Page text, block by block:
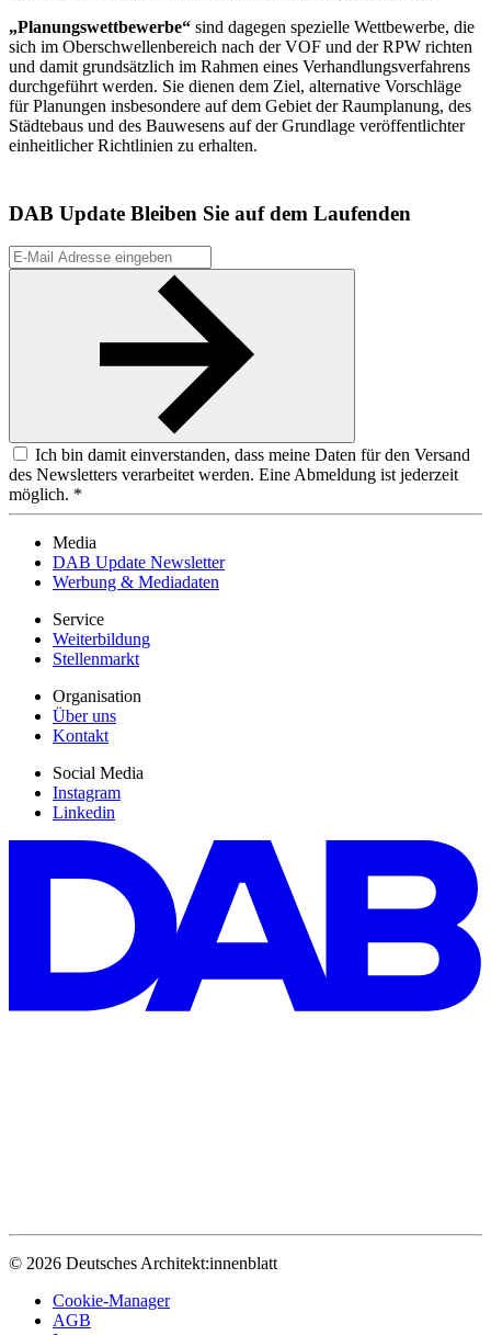
„Planungswettbewerbe“ sind dagegen spezielle Wettbewerbe, die
sich im Oberschwellenbereich nach der VOF und der RPW richten
und damit grundsätzlich im Rahmen eines Verhandlungsverfahrens
durchgeführt werden. Sie dienen dem Ziel, alternative Vorschläge
für Planungen insbesondere auf dem Gebiet der Raumplanung, des
Städtebaus und des Bauwesens auf der Grundlage veröffentlichter
einheitlicher Richtlinien zu erhalten.
DAB Update Bleiben Sie auf dem Laufenden
Ich bin damit einverstanden, dass meine Daten für den Versand
des Newsletters verarbeitet werden. Eine Abmeldung ist jederzeit
möglich. *
Media
DAB Update Newsletter
Werbung & Mediadaten
Service
Weiterbildung
Stellenmarkt
Organisation
Über uns
Kontakt
Social Media
Instagram
Linkedin
© 2026 Deutsches Architekt:innenblatt
Cookie-Manager
AGB